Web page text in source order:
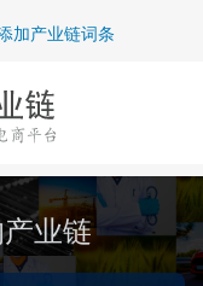
加产业链词条
业链